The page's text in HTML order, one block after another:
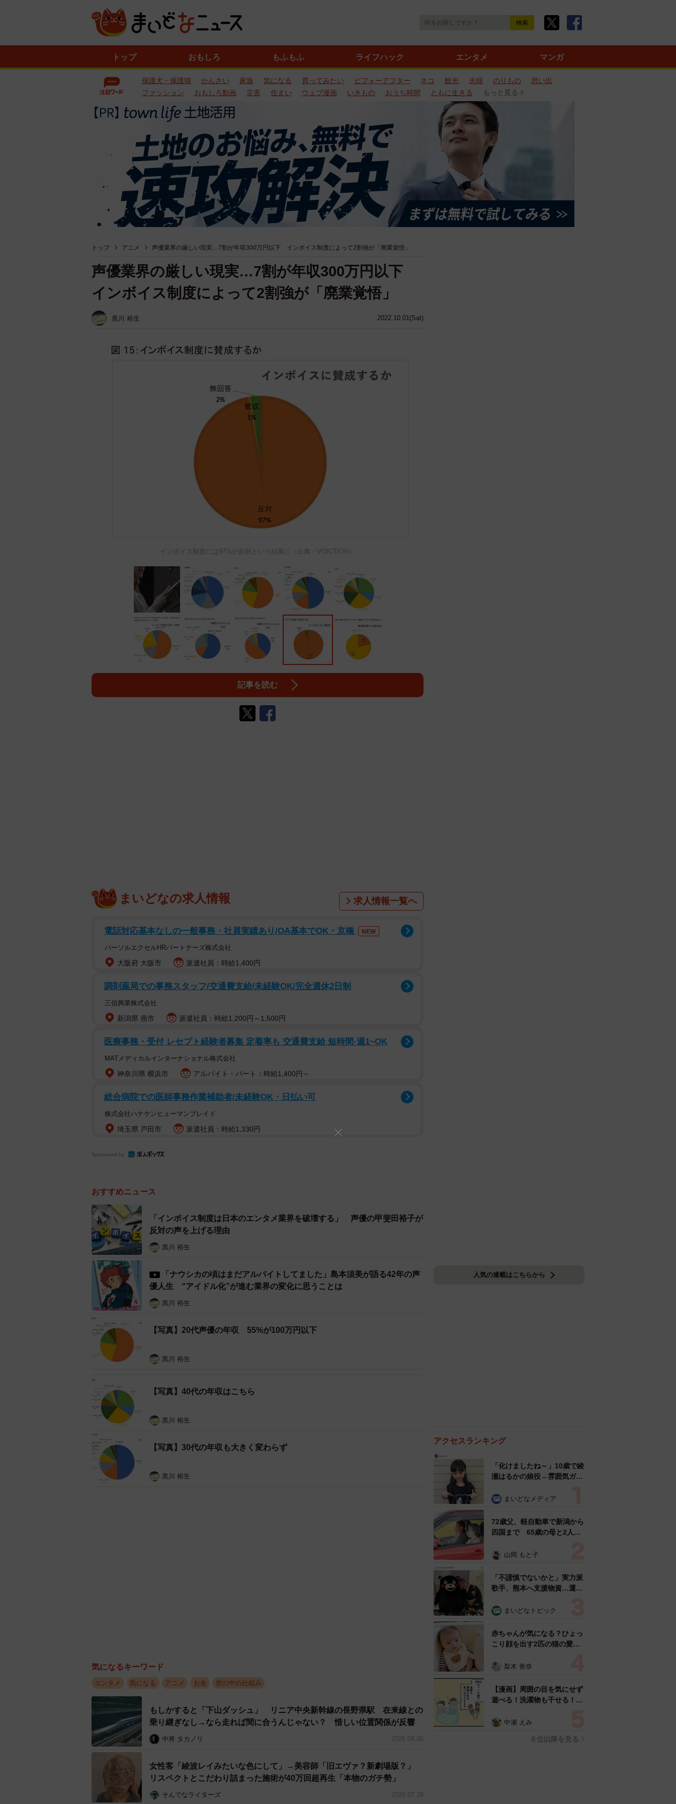
トップ おもしろ もふもふ ライフハック エンタメ マンガ
保護犬・保護猫 かんさい 家族 気になる 買ってみたい ビフォーアフター ネコ 観光 夫婦 のりもの
思い出
ファッション
おもしろ動画 災害 住まい ウェブ漫画 いきもの おうち時間 ともに生きる もっと見る
トップ アニメ 声優業界の厳しい現実…7割が年収300万円以下 インボイス制度によって2割強が「廃業覚悟」
2022.10.01(Sat)
声優業界の厳しい現実…7割が年収300万円以下
インボイス制度によって2割強が「廃業覚悟」
黒川 裕生
インボイス制度には97%が反対という結果に（出典：VOICTION）
記事を読む
まいどなの求人情報 求人情報一覧へ
電話対応基本なしの一般事務・社員実績あり/OA基本でOK・京橋 NEW
パーソルエクセルHRパートナーズ株式会社
大阪府 大阪市 派遣社員：時給1,400円
調剤薬局での事務スタッフ/交通費支給/未経験OK/完全週休2日制
三信興業株式会社
新潟県 燕市 派遣社員：時給1,200円～1,500円
医療事務・受付 レセプト経験者募集 定着率も 交通費支給 短時間·週1~OK
MATメディカルインターナショナル株式会社
神奈川県 横浜市 アルバイト・パート：時給1,400円～
総合病院での医師事務作業補助者/未経験OK・日払い可
株式会社ハナケンヒューマンブレイド
埼玉県 戸田市 派遣社員：時給1,330円
Sponsored by
おすすめニュース
「インボイス制度は日本のエンタメ業界を破壊する」 声優の甲斐田裕子が
反対の声を上げる理由
黒川 裕生
「ナウシカの頃はまだアルバイトしてました」島本須美が語る42年の声
優人生 “アイドル化”が進む業界の変化に思うことは
黒川 裕生
【写真】20代声優の年収 55%が100万円以下
黒川 裕生
【写真】40代の年収はこちら
黒川 裕生
【写真】30代の年収も大きく変わらず
黒川 裕生
気になるキーワード
エンタメ 気になる アニメ お金 世の中の仕組み
もしかすると「下山ダッシュ」 リニア中央新幹線の長野県駅 在来線との
乗り継ぎなし→なら走れば間に合うんじゃない？ 惜しい位置関係が反響
中将 タカノリ 2026.08.06
女性客「綾波レイみたいな色にして」→美容師「旧エヴァ？新劇場版？」
リスペクトとこだわり詰まった施術が40万回超再生「本物のガチ勢」
そんでなライターズ 2026.07.28
人気の連載はこちらから
アクセスランキング
「化けましたね～」10歳で綾
瀬はるかの娘役→雰囲気ガラ
雰囲気が」「宝塚に入れそ
まいどなメディア
72歳父、軽自動車で新潟から
四国まで 65歳の母と2人で
憩まで分刻み… 「大学生で
山岡 もと子
「不謹慎でないかと」実力派
歌手、熊本へ支援物資…運搬
めらい 「痛いほど伝わる」
まいどなトピック
赤ちゃんが気になる？ひょっ
こり顔を出す2匹の猫の愛ら
わいい構図あります？」「ベ
梨木 香奈
【漫画】周囲の目を気にせず
遊べる！洗濯物も干せる！最
ところが…実際住んでみて分
中瀬 えみ
６位以降を見る